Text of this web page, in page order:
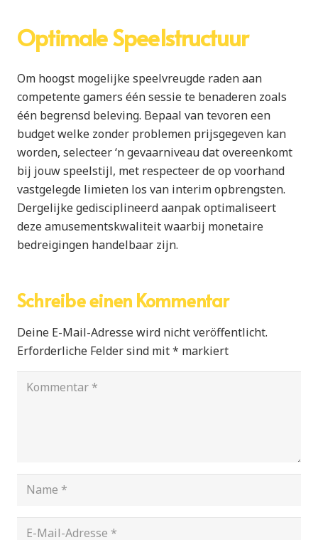
Optimale Speelstructuur
Om hoogst mogelijke speelvreugde raden aan
competente gamers één sessie te benaderen zoals
één begrensd beleving. Bepaal van tevoren een
budget welke zonder problemen prijsgegeven kan
worden, selecteer ‘n gevaarniveau dat overeenkomt
bij jouw speelstijl, met respecteer de op voorhand
vastgelegde limieten los van interim opbrengsten.
Dergelijke gedisciplineerd aanpak optimaliseert
deze amusementskwaliteit waarbij monetaire
bedreigingen handelbaar zijn.
Schreibe einen Kommentar
Deine E-Mail-Adresse wird nicht veröffentlicht.
Erforderliche Felder sind mit* markiert